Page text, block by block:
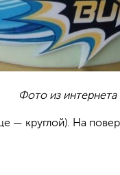
Фото из интернета
круглой). На